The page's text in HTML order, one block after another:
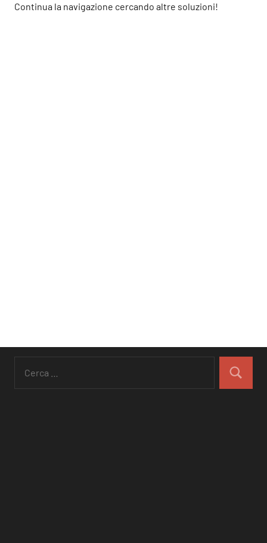
Continua la navigazione cercando altre soluzioni!